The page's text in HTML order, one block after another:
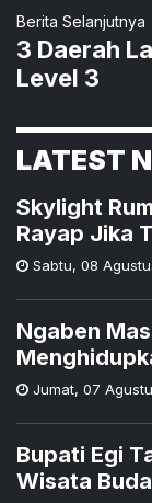
Berita Selanjutnya
3 Daerah
Level 3
LATEST
Skylight
Rayap Jika
Sabtu, 08
Ngaben
Jumat, 07
Bupati Egi
Wisata